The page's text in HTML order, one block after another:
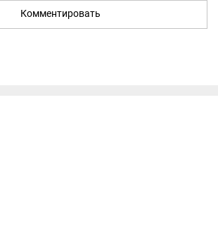
Комментировать